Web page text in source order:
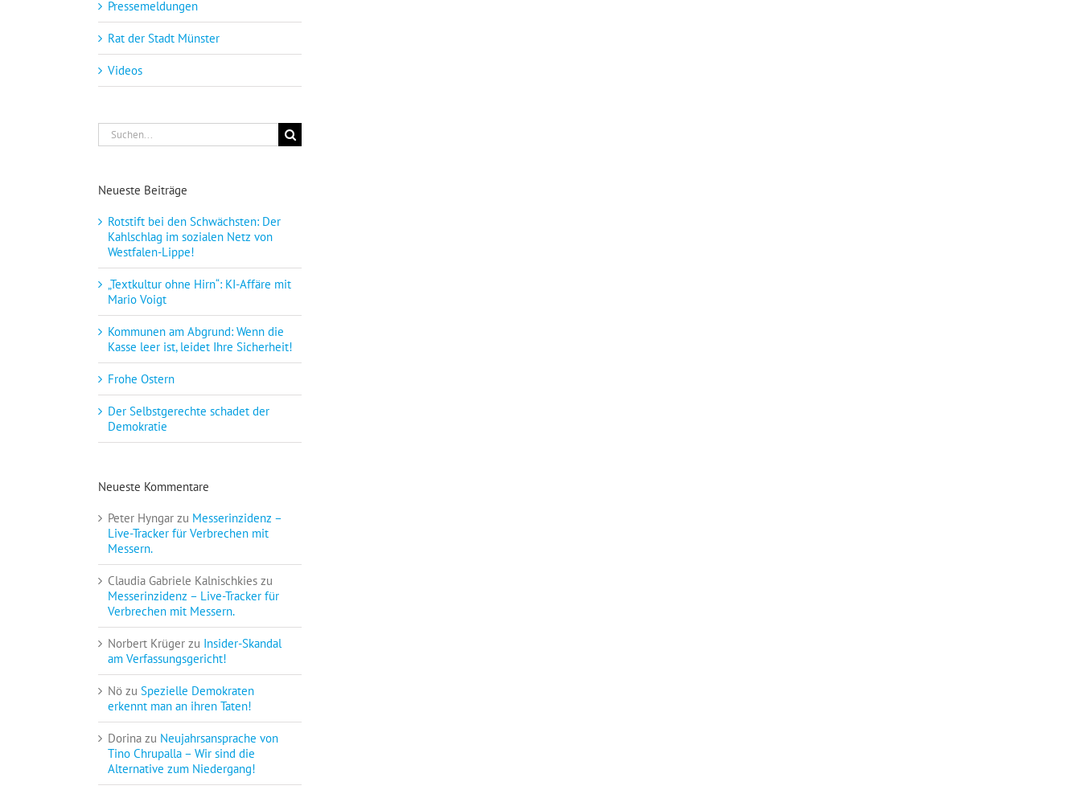
Pressemeldungen
Rat der Stadt Münster
Videos
Suche
nach:
Neueste Beiträge
Rotstift bei den Schwächsten: Der
Kahlschlag im sozialen Netz von
Westfalen-Lippe!
„Textkultur ohne Hirn“: KI-Affäre mit
Mario Voigt
Kommunen am Abgrund: Wenn die
Kasse leer ist, leidet Ihre Sicherheit!
Frohe Ostern
Der Selbstgerechte schadet der
Demokratie
Neueste Kommentare
Peter Hyngar zu Messerinzidenz –
Live-Tracker für Verbrechen mit
Messern.
Claudia Gabriele Kalnischkies zu
Messerinzidenz – Live-Tracker für
Verbrechen mit Messern.
Norbert Krüger zu Insider-Skandal
am Verfassungsgericht!
Nö zu Spezielle Demokraten
erkennt man an ihren Taten!
Dorina zu Neujahrsansprache von
Tino Chrupalla – Wir sind die
Alternative zum Niedergang!